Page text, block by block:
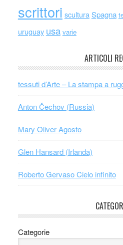
scrittori scultura Spagna
uruguay usa varie
ARTICOLI
tessuti d’Arte – La stampa a
Anton Čechov (Russia)
Mary Oliver Agosto
Glen Hansard (Irlanda)
Roberto Gervaso Cielo infinito
Categorie